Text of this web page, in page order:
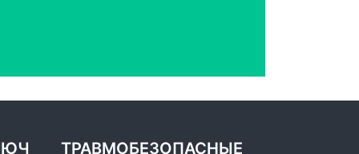
ТРАВМОБЕЗОПАСНЫЕ